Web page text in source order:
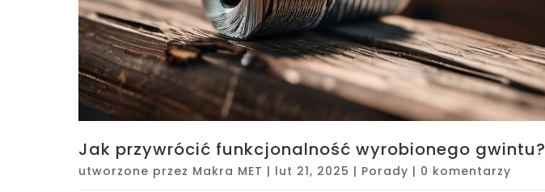
Jak przywrócić funkcjonalność wyrobionego gwintu?
utworzone przez Makra MET | lut 21, 2025 | Porady | 0 komentarzy